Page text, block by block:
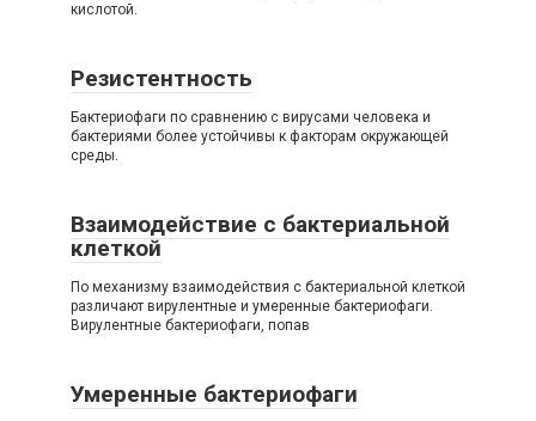
кислотой.
Резистентность
Бактериофаги по сравнению с вирусами человека и
бактериями более устойчивы к факторам окружающей
среды.
Взаимодействие с бактериальной
клеткой
По механизму взаимодействия с бактериальной клеткой
различают вирулентные и умеренные бактериофаги.
Вирулентные бактериофаги, попав
Умеренные бактериофаги